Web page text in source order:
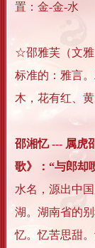
置：金-金-水
☆邵雅芙（文
标准的：雅言
木，花有红、黄
邵湘忆 --- 属虎
歌》：“与郎却
水名，源出中
湖。湖南省的
忆。忆苦思甜